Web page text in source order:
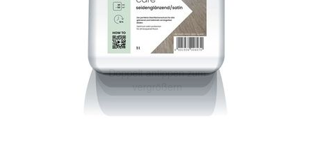
Doppelt antippen zum
vergrößern